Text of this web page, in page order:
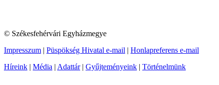
© Székesfehérvári Egyházmegye
Impresszum | Püspökség Hivatal e-mail | Honlapreferens e-mail
Híreink | Média | Adattár| Gyűjteményeink | Történelmünk